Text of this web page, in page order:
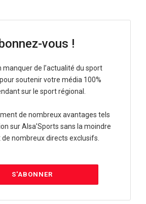
vous !
manquer de l’actualité du sport
soutenir votre média 100%
sur le sport régional.
de nombreux avantages tels
sur Alsa’Sports sans la moindre
nombreux directs exclusifs.
S'ABONNER